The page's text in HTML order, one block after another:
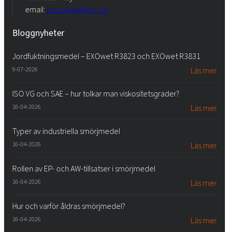
email: iod.rokita@pcc.eu
Bloggnyheter
Jordfuktningsmedel – EXOwet R3823 och EXOwet R3831
9-07-2026 Läs mer
ISO VG och SAE – hur tolkar man viskositetsgrader?
16-04-2026 Läs mer
Typer av industriella smörjmedel
16-04-2026 Läs mer
Rollen av EP- och AW-tillsatser i smörjmedel
16-04-2026 Läs mer
Hur och varför åldras smörjmedel?
16-04-2026 Läs mer